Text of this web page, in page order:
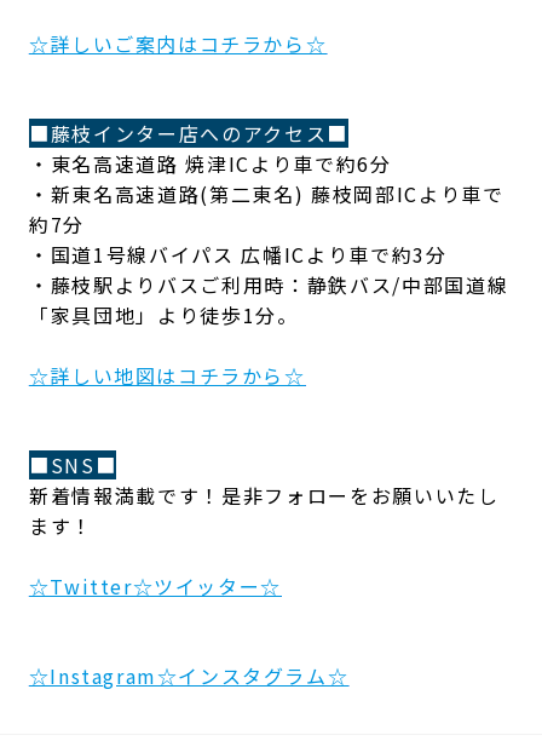
☆詳しいご案内はコチラから☆
■藤枝インター店へのアクセス■
・東名高速道路 焼津ICより車で約6分
・新東名高速道路(第二東名) 藤枝岡部ICより車で
約7分
・国道1号線バイパス 広幡ICより車で約3分
・藤枝駅よりバスご利用時：静鉄バス/中部国道線
「家具団地」より徒歩1分。
☆詳しい地図はコチラから☆
■SNS■
新着情報満載です！是非フォローをお願いいたし
ます！
☆Twitter☆ツイッター☆
☆Instagram☆インスタグラム☆